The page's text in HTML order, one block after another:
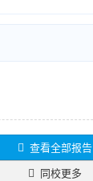
查看全部报告
同校更多